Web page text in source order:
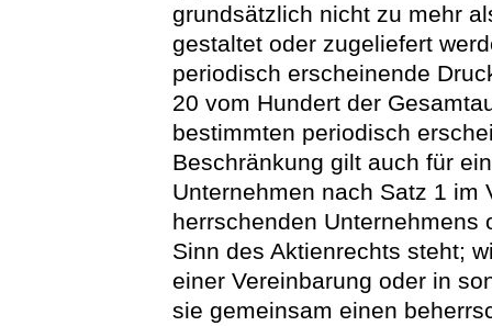
grundsätzlich nicht zu mehr
gestaltet oder zugeliefert
periodisch erscheinende
20 vom Hundert der
bestimmten periodisch
Beschränkung gilt auch für
Unternehmen nach Satz 1 im
herrschenden Unternehmens
Sinn des Aktienrechts steht;
einer Vereinbarung oder in
sie gemeinsam einen